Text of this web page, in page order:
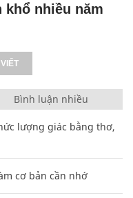
khổ nhiều năm
Bình luận nhiều
lượng giác bằng thơ,
cơ bản cần nhớ